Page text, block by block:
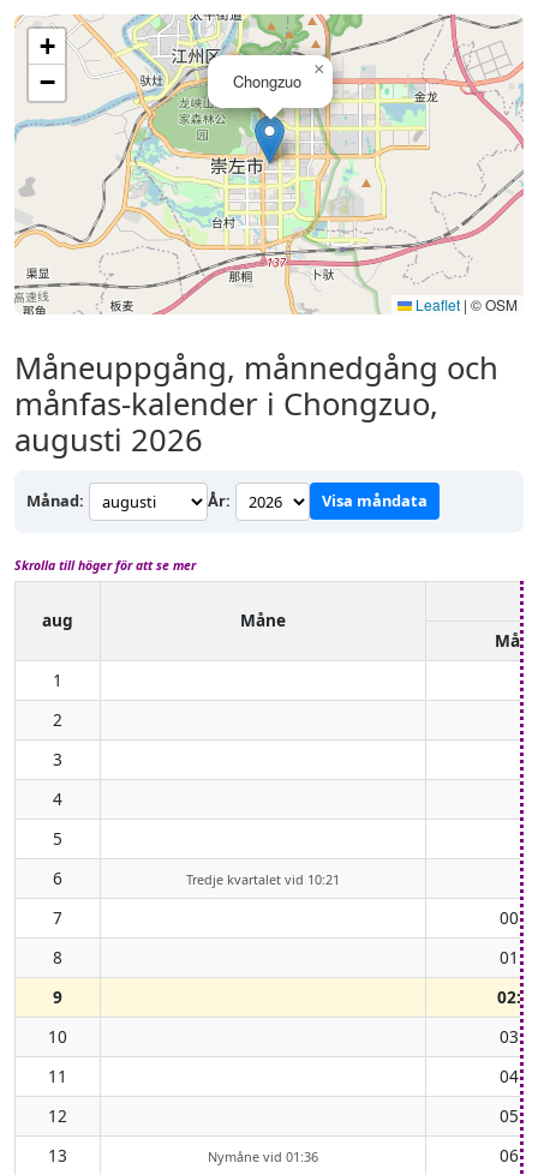
Chongzuo
×
+
−
Leaflet | © OSM
Måneuppgång, månnedgång och
månfas-kalender i Chongzuo,
augusti 2026
Månad: År: Visa måndata
Skrolla till höger för att se mer
aug
Måne
1
2
3
4
5
6
Tredje kvartalet vid 10:21
7
8
9
10
11
12
13
Nymåne vid 01:36